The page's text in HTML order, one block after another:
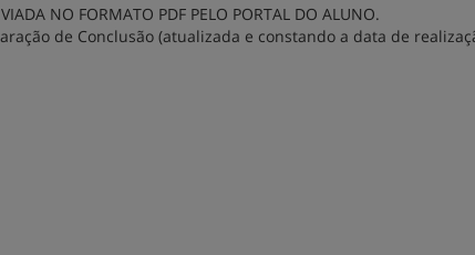
NO FORMATO PDF PELO PORTAL DO ALUNO.
de Conclusão (atualizada e constando a data de